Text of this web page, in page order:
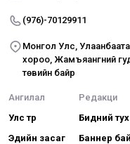
(976)-70129911
Монгол Улс,
хороо, Жамъяангүний
төвийн байр
Ангилал
Улс төр
Эдийн засаг
Редакци
Бидний
Баннер